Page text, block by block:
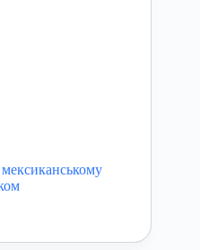
мексиканському